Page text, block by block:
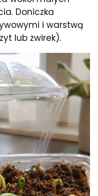
Doniczka
i warstwą
lub żwirek).